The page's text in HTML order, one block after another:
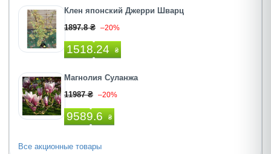
Клен японский Джерри Шварц
1897.8 ₴ –20%
1518.24 ₴
Магнолия Суланжа
11987 ₴ –20%
9589.6 ₴
Все акционные товары